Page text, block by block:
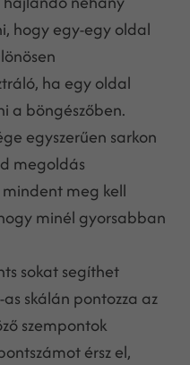
hogy egy-egy oldal
ha egy oldal
a böngészőben.
egyszerűen sarkon
megoldás
meg kell
minél gyorsabban
sokat segíthet
skálán pontozza az
szempontok
érsz el,